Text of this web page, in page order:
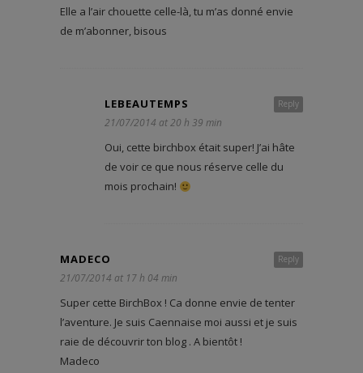
Elle a l’air chouette celle-là, tu m’as donné envie
de m’abonner, bisous
Reply
LEBEAUTEMPS
21/07/2014 at 20 h 39 min
Oui, cette birchbox était super! J’ai hâte
de voir ce que nous réserve celle du
mois prochain!
Reply
MADECO
21/07/2014 at 17 h 04 min
Super cette BirchBox ! Ca donne envie de tenter
l’aventure. Je suis Caennaise moi aussi et je suis
raie de découvrir ton blog . A bientôt !
Madeco